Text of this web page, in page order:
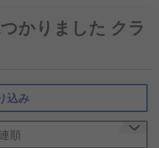
リップで支えるハン
ランプで物体をしっ
な動きや分離を防止
具で、大工作業、 溶
す。クランプを組み
。ねじ山付きボル
ブロック、 を組み合
かりました クラ
込み
順